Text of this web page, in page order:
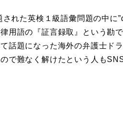
れた英検１級語彙問題の中に
用語の『証言録取』という勘
話題になった海外の弁護士ド
で難なく解けたという人も